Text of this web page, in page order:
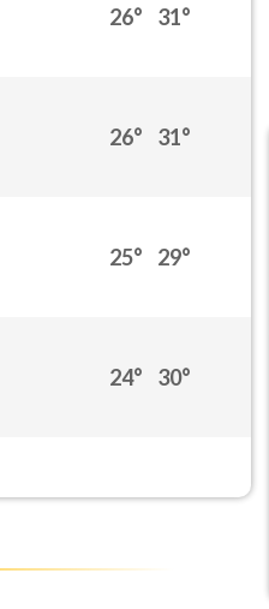
26° 31°
26° 31°
25° 29°
24° 30°